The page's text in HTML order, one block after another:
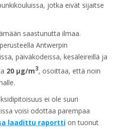
jotka eivät sijaitse
saastunutta ilmaa.
perusteella Antwerpin
päiväkodeissa, kesäleireillä ja
20 μg/m3, osoittaa, että noin
ei ole suuri
voisi odottaa parempaa
laadittu raporttion tuonut